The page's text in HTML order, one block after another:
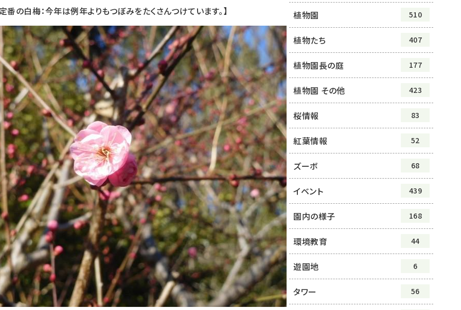
番の白梅：今年は例年よりもつぼみをたくさんつけています。】 植物園 510
植物たち 407
植物園長の庭 177
植物園 その他 423
桜情報 83
紅葉情報 52
ズーボ 68
イベント 439
園内の様子 168
環境教育 44
遊園地 6
タワー 56